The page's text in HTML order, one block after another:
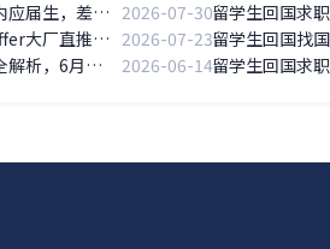
留学生毕业回国求职起薪与国内应届生，差距有多大？ 2026-07-30
留学生回国求职通道开启：Uoffer大厂直推资源覆盖主流行业 2026-07-23留学生回国找
留学生回国求职：黄金时间表全解析，6月起步真的晚了吗？
2026-06-14